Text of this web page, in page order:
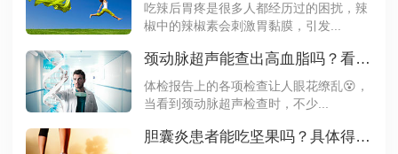
吃辣后胃疼是很多人都经历过的困扰，辣
椒中的辣椒素会刺激胃黏膜，引发...
颈动脉超声能查出高血脂吗？看完就知道了
体检报告上的各项检查让人眼花缭乱😵，
当看到颈动脉超声检查时，不少...
胆囊炎患者能吃坚果吗？具体得看病情